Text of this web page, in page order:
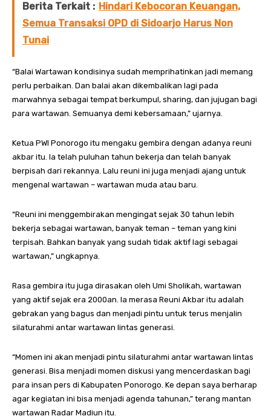
Berita Terkait : Hindari Kebocoran Keuangan,
Semua Transaksi OPD di Sidoarjo Harus Non
Tunai
“Balai Wartawan kondisinya sudah memprihatinkan jadi memang
perlu perbaikan. Dan balai akan dikembalikan lagi pada
marwahnya sebagai tempat berkumpul, sharing, dan jujugan bagi
para wartawan. Semuanya demi kebersamaan,” ujarnya.
Ketua PWI Ponorogo itu mengaku gembira dengan adanya reuni
akbar itu. Ia telah puluhan tahun bekerja dan telah banyak
berpisah dari rekannya. Lalu reuni ini juga menjadi ajang untuk
mengenal wartawan – wartawan muda atau baru.
“Reuni ini menggembirakan mengingat sejak 30 tahun lebih
bekerja sebagai wartawan, banyak teman – teman yang kini
terpisah. Bahkan banyak yang sudah tidak aktif lagi sebagai
wartawan,” ungkapnya.
Rasa gembira itu juga dirasakan oleh Umi Sholikah, wartawan
yang aktif sejak era 2000an. Ia merasa Reuni Akbar itu adalah
gebrakan yang bagus dan menjadi pintu untuk terus menjalin
silaturahmi antar wartawan lintas generasi.
“Momen ini akan menjadi pintu silaturahmi antar wartawan lintas
generasi. Bisa menjadi momen diskusi yang mencerdaskan bagi
para insan pers di Kabupaten Ponorogo. Ke depan saya berharap
agar kegiatan ini bisa menjadi agenda tahunan,” terang mantan
wartawan Radar Madiun itu.